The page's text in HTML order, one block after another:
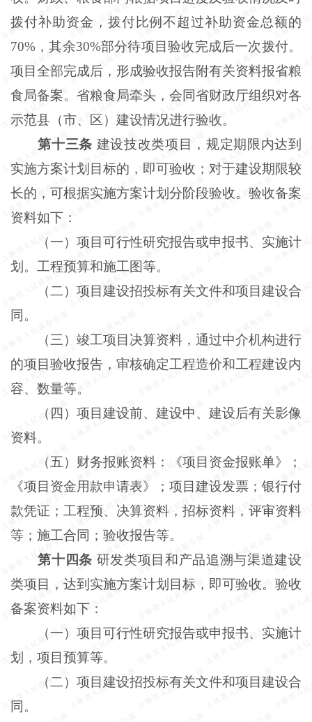
拨付补助资金，拨付比例不超过补助资金总额的
70%，其余30%部分待项目验收完成后一次拨付。
项目全部完成后，形成验收报告附有关资料报省粮
食局备案。省粮食局牵头，会同省财政厅组织对各
示范县（市、区）建设情况进行验收。
第十三条 建设技改类项目，规定期限内达到
实施方案计划目标的，即可验收；对于建设期限较
长的，可根据实施方案计划分阶段验收。验收备案
资料如下：
（一）项目可行性研究报告或申报书、实施计
划。工程预算和施工图等。
（二）项目建设招投标有关文件和项目建设合
同。
（三）竣工项目决算资料，通过中介机构进行
的项目验收报告，审核确定工程造价和工程建设内
容、数量等。
（四）项目建设前、建设中、建设后有关影像
资料。
（五）财务报账资料：《项目资金报账单》；
《项目资金用款申请表》；项目建设发票；银行付
款凭证；工程预、决算资料，招标资料，评审资料
等；施工合同；验收报告等。
第十四条 研发类项目和产品追溯与渠道建设
类项目，达到实施方案计划目标，即可验收。验收
备案资料如下：
（一）项目可行性研究报告或申报书、实施计
划，项目预算等。
（二）项目建设招投标有关文件和项目建设合
同。